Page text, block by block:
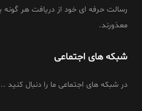
رسالت حرفه ای خود از دریافت هر
معذورند.
شبکه های اجتماعی
در شبکه های اجتماعی ما را دنبال کنید